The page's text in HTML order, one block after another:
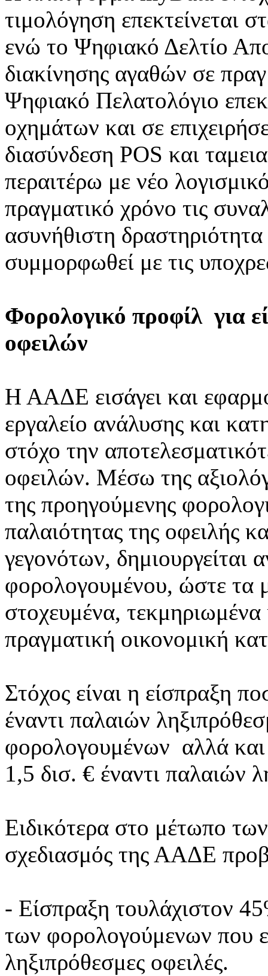
τιμολόγηση επεκτείνεται
ενώ το Ψηφιακό Δελτίο
διακίνησης αγαθών σε
Ψηφιακό Πελατολόγιο
οχημάτων και σε
διασύνδεση POS και
περαιτέρω με νέο
πραγματικό χρόνο τις
ασυνήθιστη δραστηριότητα
συμμορφωθεί με τις
Φορολογικό προφίλ για
οφειλών
Η ΑΑΔΕ εισάγει και
εργαλείο ανάλυσης και
στόχο την
οφειλών. Μέσω της
της προηγούμενης
παλαιότητας της οφειλής
γεγονότων, δημιουργείται
φορολογουμένου, ώστε τα
στοχευμένα,
πραγματική οικονομική
Στόχος είναι η είσπραξη
έναντι παλαιών
φορολογουμένων αλλά και
1,5 δισ. € έναντι
Ειδικότερα στο μέτωπο
σχεδιασμός της ΑΑΔΕ
- Είσπραξη τουλάχιστον
των φορολογούμενων που
ληξιπρόθεσμες οφειλές.